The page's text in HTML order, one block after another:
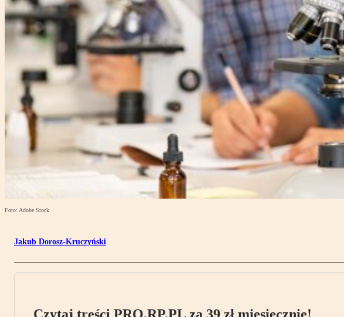
Foto: Adobe Stock
Jakub Dorosz-Kruczyński